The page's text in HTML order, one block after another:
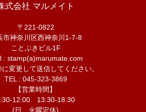
式会社 マルメイト
〒221-0822
市神奈川区西神奈川1-7-8
ことぶきビル1F
: stamp(a)marumate.com
変更して送信してください。
TEL : 045-323-3869
【営業時間】
12:00 13:30-18:30
(日、火曜定休)